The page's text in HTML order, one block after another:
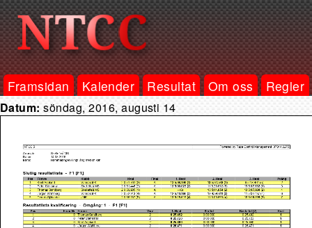
Framsidan Kalender Resultat Om oss Regler
Datum:söndag, 2016, augusti 14